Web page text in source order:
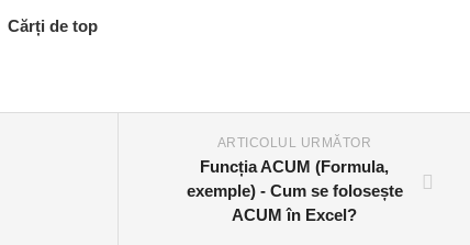
Cărți de top
ARTICOLUL URMĂTOR
Funcția ACUM (Formula,
exemple) - Cum se folosește
ACUM în Excel?